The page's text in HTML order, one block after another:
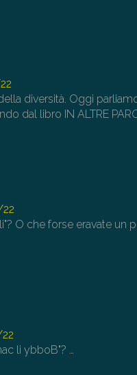
diversità. Oggi
dal libro IN ALTRE
O che forse eravate un
li ybboB"? …